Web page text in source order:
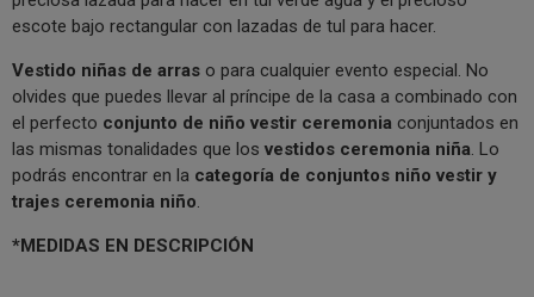
escote bajo rectangular con lazadas de tul para hacer.
Vestido niñas de arras o para cualquier evento especial. No
olvides que puedes llevar al príncipe de la casa a combinado con
el perfecto conjunto de niño vestir ceremonia conjuntados en
las mismas tonalidades que los vestidos ceremonia niña. Lo
podrás encontrar en la categoría de conjuntos niño vestir y
trajes ceremonia niño.
*MEDIDAS EN DESCRIPCIÓN